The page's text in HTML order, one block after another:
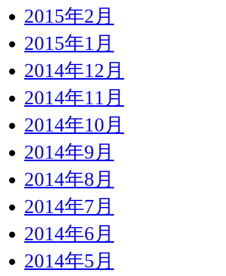
2015年2月
2015年1月
2014年12月
2014年11月
2014年10月
2014年9月
2014年8月
2014年7月
2014年6月
2014年5月